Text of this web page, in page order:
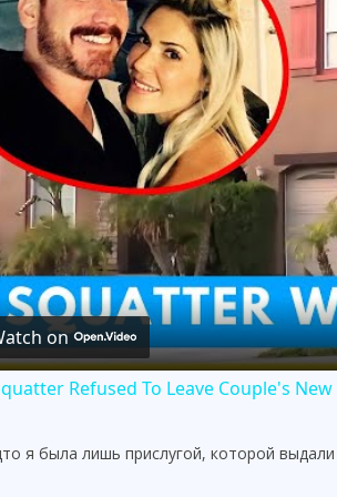
on
Refused To Leave Couple's
я была лишь прислугой, которой выдали